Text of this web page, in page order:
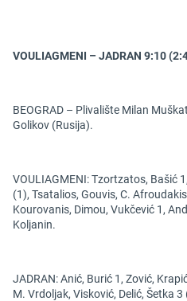
VOULIAGMENI – JADRAN 9:10
BEOGRAD – Plivalište Milan
Golikov (Rusija).
VOULIAGMENI: Tzortzatos, Bašić
(1), Tsatalios, Gouvis, C.
Kourovanis, Dimou, Vukčević 1,
Koljanin.
JADRAN: Anić, Burić 1, Zović,
M. Vrdoljak, Visković, Delić, Šetka 3